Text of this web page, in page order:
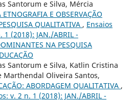
Santorum e Silva, Mércia
ETNOGRAFIA E OBSERVAÇÃO
QUALITATIVA , Ensaios
1 (2018): JAN./ABRIL -
NA PESQUISA
Santorum e Silva, Katlin Cristina
Marthendal Oliveira Santos,
ABORDAGEM QUALITATIVA ,
v. 2 n. 1 (2018): JAN./ABRIL -